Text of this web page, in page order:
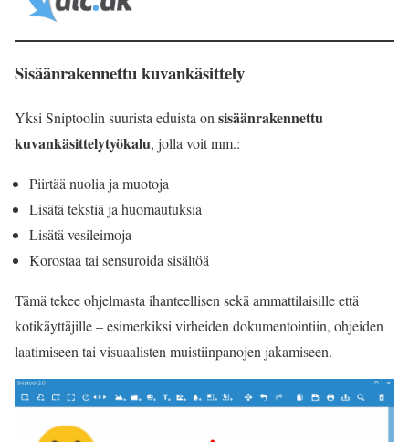
Sisäänrakennettu kuvankäsittely
Yksi Sniptoolin suurista eduista on sisäänrakennettu
kuvankäsittelytyökalu, jolla voit mm.:
Piirtää nuolia ja muotoja
Lisätä tekstiä ja huomautuksia
Lisätä vesileimoja
Korostaa tai sensuroida sisältöä
Tämä tekee ohjelmasta ihanteellisen sekä ammattilaisille että
kotikäyttäjille – esimerkiksi virheiden dokumentointiin, ohjeiden
laatimiseen tai visuaalisten muistiinpanojen jakamiseen.